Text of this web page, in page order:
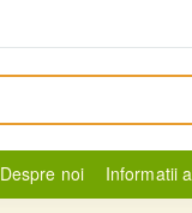
Despre noi Informatii